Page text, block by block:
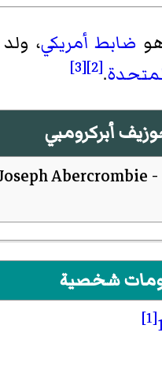
ضابط أمريكي،
.
[2]
[3]
أبركرومبي
شخصية
[1]